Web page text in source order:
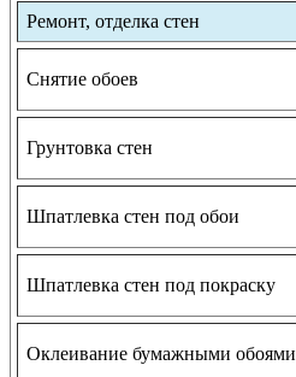
Ремонт, отделка стен
Снятие обоев
Грунтовка стен
Шпатлевка стен под обои
Шпатлевка стен под покраску
Оклеивание бумажными обоями